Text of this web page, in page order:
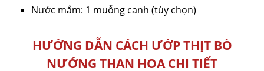
Nước mắm: 1 muỗng canh (tùy chọn)
HƯỚNG DẪN CÁCH ƯỚP THỊT BÒ
NƯỚNG THAN HOA CHI TIẾT